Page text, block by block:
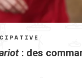
: des